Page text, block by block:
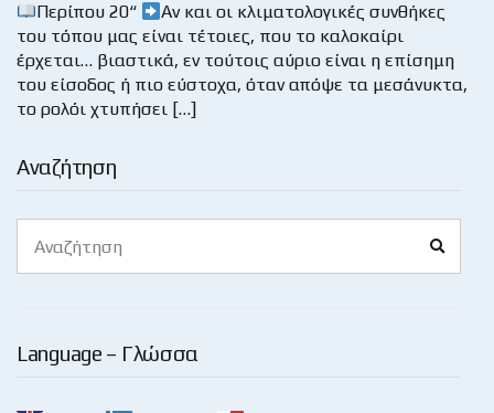
Αναζήτηση
for:
Language – Γλώσσα
Περίπου 20“
Αν και οι κλιματολογικές συνθήκες
του τόπου μας είναι τέτοιες, που το καλοκαίρι
έρχεται… βιαστικά, εν τούτοις αύριο είναι η επίσημη
του είσοδος ή πιο εύστοχα, όταν απόψε τα μεσάνυκτα,
το ρολόι χτυπήσει […]